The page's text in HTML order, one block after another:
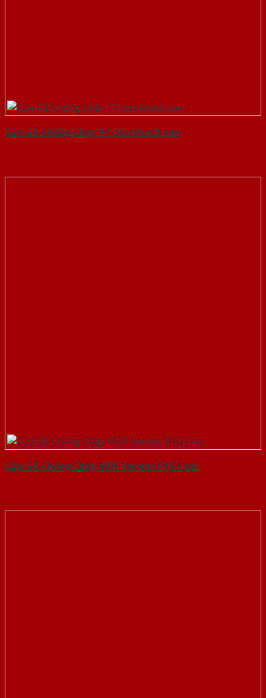
Cửa Gỗ Chống Cháy P1 cho khach san
Cửa Gỗ Chống Cháy MDF Veneer P1G1 soi